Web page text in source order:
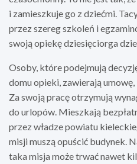
i zamieszkuje go z dziećmi.
przez szereg szkoleń i
swoją opiekę dziesięciorga
Osoby, które podejmują
domu opieki, zawierają
Za swoją pracę otrzymują
do urlopów. Mieszkają
przez władze powiatu
misji muszą opuścić budynek.
taka misja może trwać nawet